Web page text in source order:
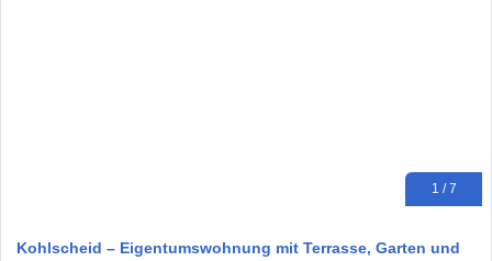
1 / 7
Kohlscheid – Eigentumswohnung mit Terrasse, Garten und